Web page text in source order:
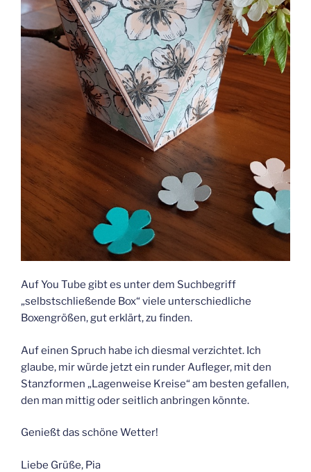
Auf You Tube gibt es unter dem Suchbegriff
„selbstschließende Box“ viele unterschiedliche
Boxengrößen, gut erklärt, zu finden.
Auf einen Spruch habe ich diesmal verzichtet. Ich
glaube, mir würde jetzt ein runder Aufleger, mit den
Stanzformen „Lagenweise Kreise“ am besten gefallen,
den man mittig oder seitlich anbringen könnte.
Genießt das schöne Wetter!
Liebe Grüße, Pia